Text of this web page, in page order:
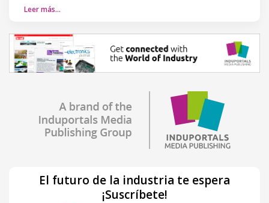
Leer más…
El futuro de la industria te espera
¡Suscríbete!